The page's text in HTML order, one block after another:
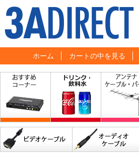
ホーム カートの中を見る